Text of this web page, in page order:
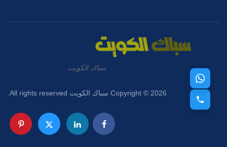
سباك الكويت
Copyright © 2026 سباك الكويت All rights reserved.